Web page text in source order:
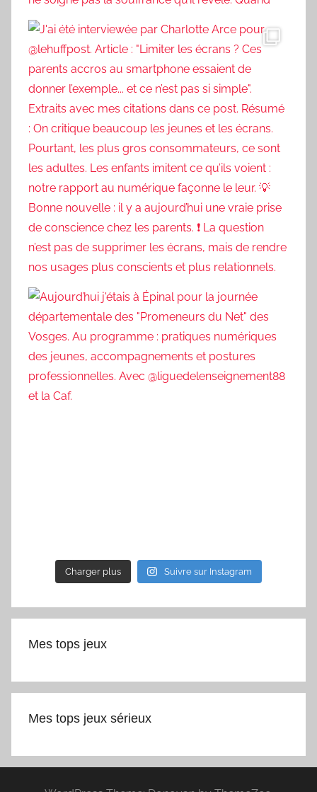
Charger plus Suivre sur Instagram
Mes tops jeux
Mes tops jeux sérieux